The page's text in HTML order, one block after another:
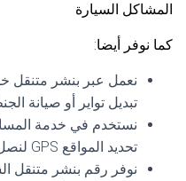
المشاكل السيارة
كما نوفر أيضا:
نعمل عبر بنشر متنقل
تبديل تواير أو صيانة
نستخدم في خدمة
تحديد المواقع GPS لنصل اليكم بأقصى سرعة
نوفر رقم بنشر متنقل